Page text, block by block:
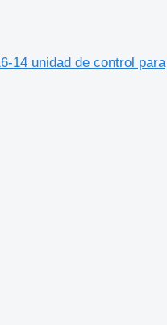
14 unidad de control para